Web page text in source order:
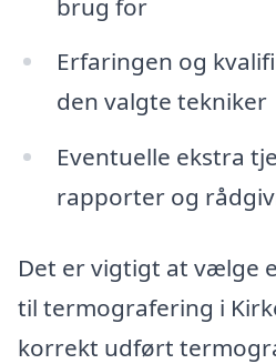
Erfaringen og
den valgte tekniker
Eventuelle ekstra
rapporter og
Det er vigtigt at vælge
til termografering i
korrekt udført